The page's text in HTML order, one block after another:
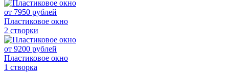
от 7950 рублей
Пластиковое окно
2 створки
от 9200 рублей
Пластиковое окно
1 створка